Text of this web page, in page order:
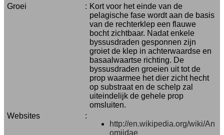
Groei
: Kort voor het einde van de
pelagische fase wordt aan de basis
van de rechterklep een flauwe
bocht zichtbaar. Nadat enkele
byssusdraden gesponnen zijn
groiet de klep in achterwaardse en
basaalwaartse richting. De
byssusdraden groeien uit tot de
prop waarmee het dier zicht hecht
op substraat en de schelp zal
uiteindelijk de gehele prop
omsluiten.
Websites
:
http://en.wikipedia.org/wiki/An
omiidae